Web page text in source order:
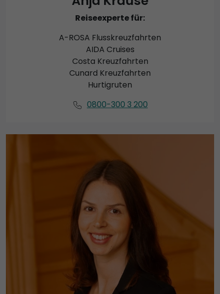
Reiseexperte für:
A-ROSA Flusskreuzfahrten
AIDA Cruises
Costa Kreuzfahrten
Cunard Kreuzfahrten
Hurtigruten
0800-300 3 200